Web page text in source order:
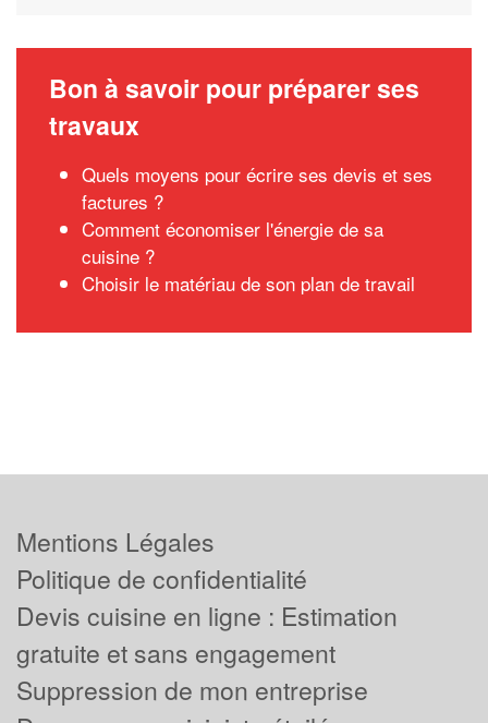
Bon à savoir pour préparer ses
travaux
Quels moyens pour écrire ses devis et ses
factures ?
Comment économiser l'énergie de sa
cuisine ?
Choisir le matériau de son plan de travail
Mentions Légales
Politique de confidentialité
Devis cuisine en ligne : Estimation
gratuite et sans engagement
Suppression de mon entreprise